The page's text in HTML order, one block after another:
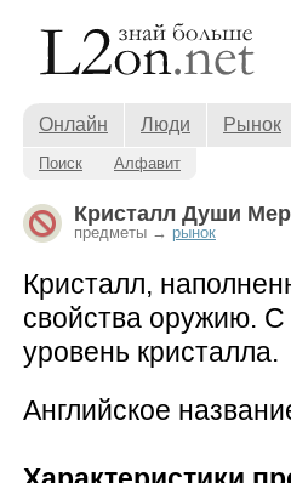
Онлайн Люди Рынок
Поиск Алфавит
Кристалл Души
предметы → рынок
Кристалл,
свойства оружию.
уровень кристалла.
Английское